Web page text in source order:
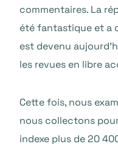
commentaires. La
été fantastique et a
est devenu
les revues en libre
Cette fois, nous
nous collectons
indexe plus de 20